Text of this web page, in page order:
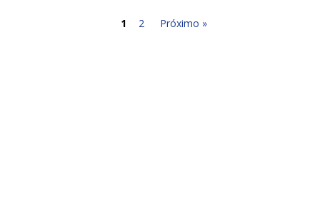
1 2 Próximo »